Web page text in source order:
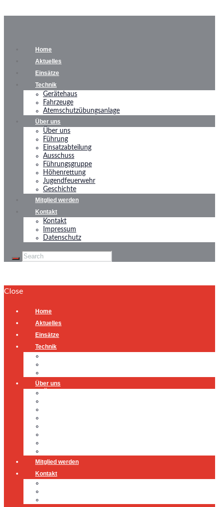
Home
Aktuelles
Einsätze
Technik
Gerätehaus
Fahrzeuge
Atemschutzübungsanlage
Über uns
Über uns
Führung
Einsatzabteilung
Ausschuss
Führungsgruppe
Höhenrettung
Jugendfeuerwehr
Geschichte
Mitglied werden
Kontakt
Kontakt
Impressum
Datenschutz
Close
Home
Aktuelles
Einsätze
Technik
Über uns
Mitglied werden
Kontakt